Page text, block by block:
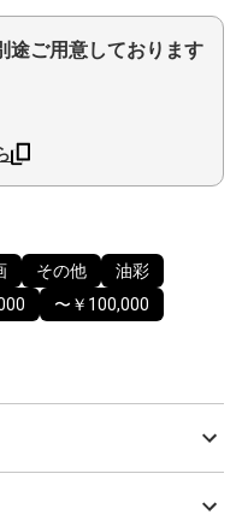
途ご用意しております
その他
油彩
〜￥100,000